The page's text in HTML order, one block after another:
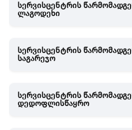
სერვისცენტრის
ლაგოდეხი
სერვისცენტრის
საგარეჯო
სერვისცენტრის
დედოფლისწაყრო